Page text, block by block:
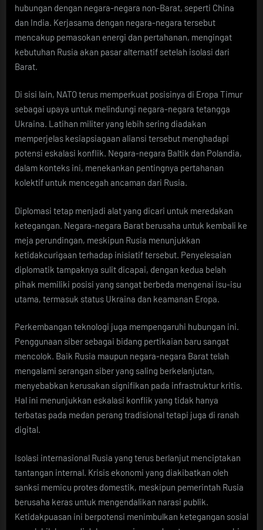
hubungan dengan negara-negara non-Barat, seperti China
dan India. Kerjasama dengan negara-negara tersebut
mencakup pemasokan energi dan pertahanan, mengingat
kebutuhan Rusia akan pasar alternatif setelah isolasi dari
Barat.
Di sisi lain, NATO terus memperkuat posisinya di Eropa Timur
sebagai upaya untuk melindungi negara-negara tetangga
Ukraina. Latihan militer yang lebih sering diadakan
memperjelas kesiapsiagaan aliansi tersebut menghadapi
potensi eskalasi konflik. Negara-negara Baltik dan Polandia,
dalam konteks ini, menekankan pentingnya pertahanan
kolektif untuk mencegah ancaman dari Rusia.
Diplomasi tetap menjadi alat yang dicari untuk meredakan
ketegangan. Negara-negara Barat berusaha untuk kembali ke
meja perundingan, meskipun Rusia menunjukkan
ketidakcurigaan terhadap inisiatif tersebut. Penyelesaian
diplomatik tampaknya sulit dicapai, dengan kedua belah
pihak memiliki posisi yang sangat berbeda mengenai isu-isu
utama, termasuk status Ukraina dan keamanan Eropa.
Perkembangan teknologi juga mempengaruhi hubungan ini.
Penggunaan siber sebagai bidang pertikaian baru sangat
mencolok. Baik Rusia maupun negara-negara Barat telah
mengalami serangan siber yang saling berkelanjutan,
menyebabkan kerusakan signifikan pada infrastruktur kritis.
Hal ini menunjukkan eskalasi konflik yang tidak hanya
terbatas pada medan perang tradisional tetapi juga di ranah
digital.
Isolasi internasional Rusia yang terus berlanjut menciptakan
tantangan internal. Krisis ekonomi yang diakibatkan oleh
sanksi memicu protes domestik, meskipun pemerintah Rusia
berusaha keras untuk mengendalikan narasi publik.
Ketidakpuasan ini berpotensi menimbulkan ketegangan sosial